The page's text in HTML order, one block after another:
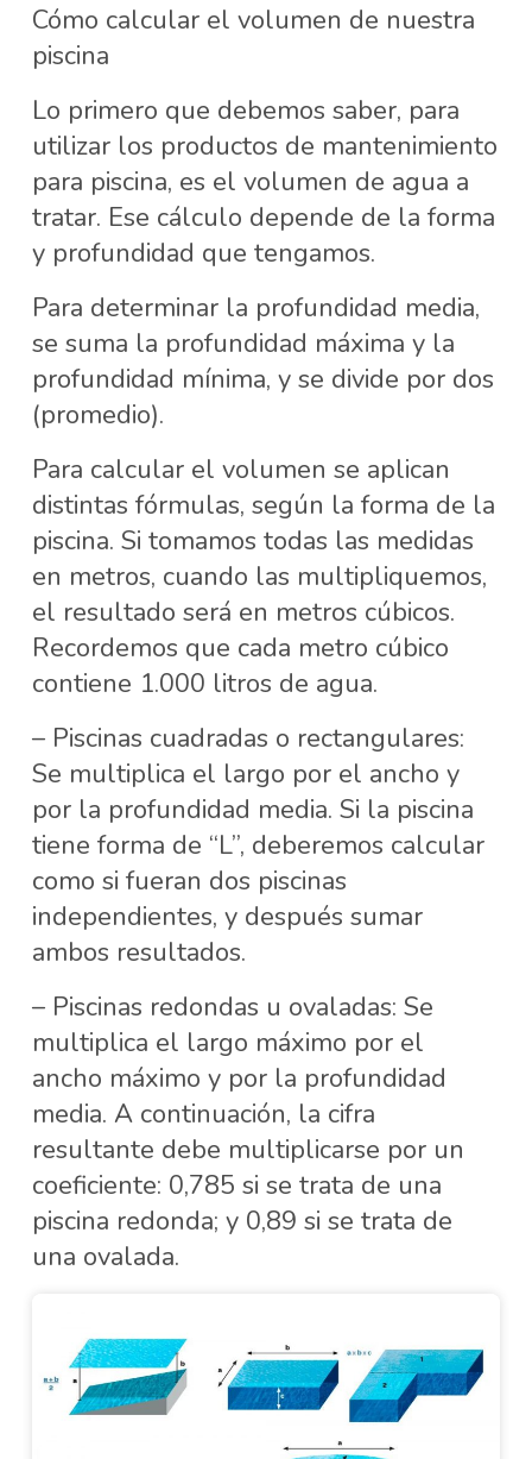
Cómo calcular el volumen de nuestra
piscina
Lo primero que debemos saber, para
utilizar los productos de mantenimiento
para piscina, es el volumen de agua a
tratar. Ese cálculo depende de la forma
y profundidad que tengamos.
Para determinar la profundidad media,
se suma la profundidad máxima y la
profundidad mínima, y se divide por dos
(promedio).
Para calcular el volumen se aplican
distintas fórmulas, según la forma de la
piscina. Si tomamos todas las medidas
en metros, cuando las multipliquemos,
el resultado será en metros cúbicos.
Recordemos que cada metro cúbico
contiene 1.000 litros de agua.
– Piscinas cuadradas o rectangulares:
Se multiplica el largo por el ancho y
por la profundidad media. Si la piscina
tiene forma de “L”, deberemos calcular
como si fueran dos piscinas
independientes, y después sumar
ambos resultados.
– Piscinas redondas u ovaladas: Se
multiplica el largo máximo por el
ancho máximo y por la profundidad
media. A continuación, la cifra
resultante debe multiplicarse por un
coeficiente: 0,785 si se trata de una
piscina redonda; y 0,89 si se trata de
una ovalada.